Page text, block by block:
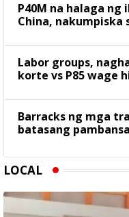
P40M na halaga
China, nakumpiska
Labor groups,
korte vs P85 wage
Barracks ng mga
batasang
LOCAL